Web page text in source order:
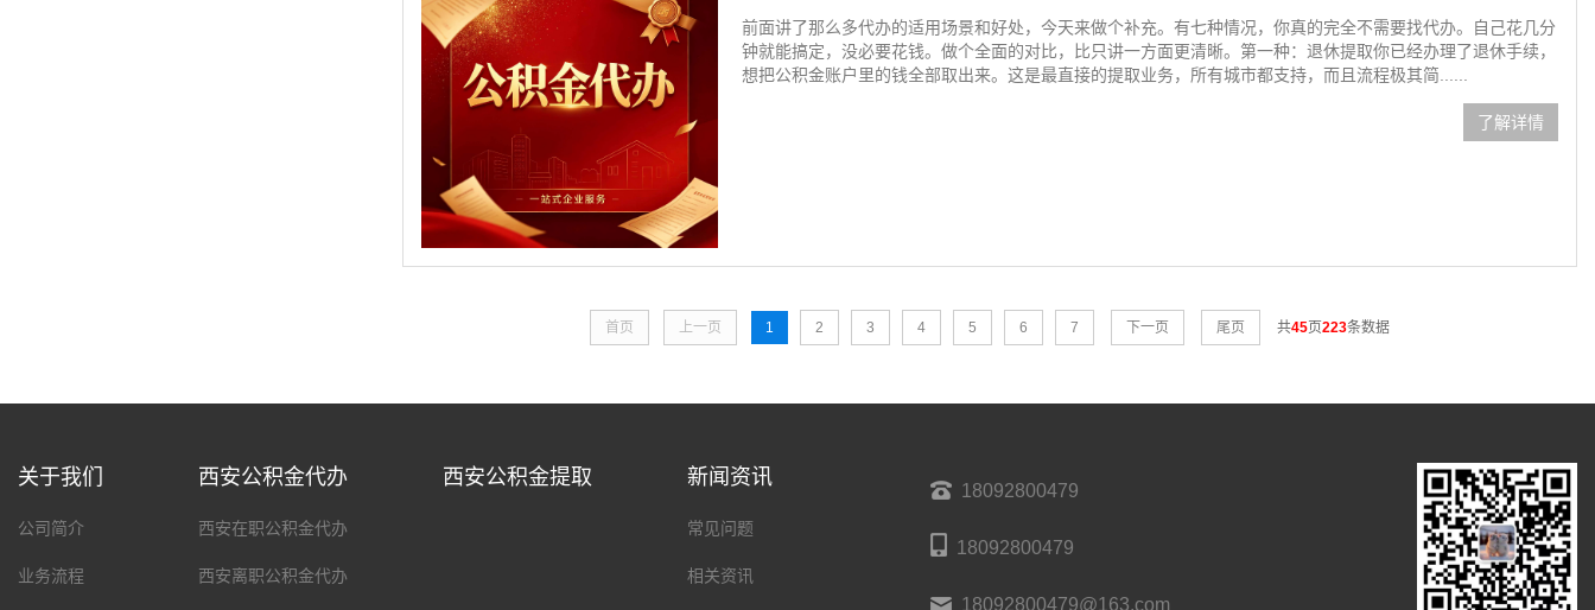
前面讲了那么多代办的适用场景和好处，今天来做个补充。有七种情况，你真的完全不需要找代办。自己花几分
钟就能搞定，没必要花钱。做个全面的对比，比只讲一方面更清晰。第一种：退休提取你已经办理了退休手续，
想把公积金账户里的钱全部取出来。这是最直接的提取业务，所有城市都支持，而且流程极其简......
了解详情
首页 上一页 1 2 3 4 5 6 7 下一页 尾页 共45页223条数据
关于我们
公司简介
业务流程
西安公积金代办
西安在职公积金代办
西安离职公积金代办
西安公积金提取 新闻资讯
常见问题
相关资讯
18092800479
18092800479
18092800479@163.com